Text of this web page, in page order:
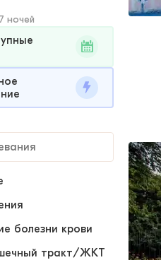
ночей
болезни крови
тракт/ЖКТ